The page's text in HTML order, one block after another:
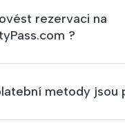
rezervaci na
?
metody jsou